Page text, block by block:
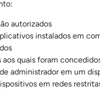
autorizados
instalados em
aos quais foram
administrador em um
em redes